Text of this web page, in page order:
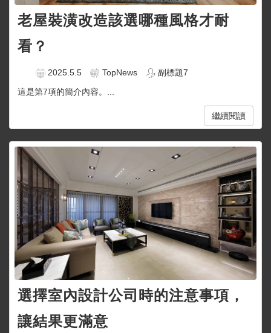
老屋裝潢改造該選哪種風格才耐
看？
2025.5.5 TopNews
副標題7
這是第7項的簡介內容。...
繼續閱讀
選擇室內設計公司時的注意事項，
讓結果更滿意